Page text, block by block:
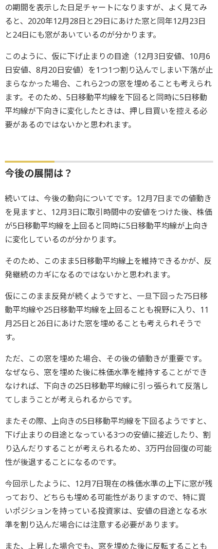
の期間を表示した日足チャートになりますが、よく見てみ
ると、2020年12月28日と29日にあけた窓と同年12月23日
と24日にも窓があいているのが分かります。
このように、仮に下げ止まりの目途（12月3日安値、10月6
日安値、8月20日安値）を1つ1つ割り込んでしまい下落が止
まらなかった場合、これら2つの窓を埋めることも考えられ
ます。そのため、5日移動平均線を下回ると同時に5日移動
平均線が下向きに変化したときは、押し目買いを控える必
要があるのではないかと思われます。
今後の展開は？
続いては、今後の動向についてです。12月7日までの値動き
を見ますと、12月3日に取引時間中の安値をつけた後、株価
が5日移動平均線を上回ると同時に5日移動平均線が上向き
に変化しているのが分かります。
そのため、このまま5日移動平均線上を維持できるかが、反
発継続のカギになるのではないかと思われます。
仮にこのまま反発が続くようですと、一旦下回った75日移
動平均線や25日移動平均線を上回ることも視野に入り、11
月25日と26日にあけた窓を埋めることも考えられそうで
す。
ただ、この窓を埋めた場合、その後の値動きが重要です。
なぜなら、窓を埋めた後に株価水準を維持することができ
なければ、下向きの25日移動平均線に引っ張られて反落し
てしまうことが考えられるからです。
またその際、上向きの5日移動平均線を下回るようですと、
下げ止まりの目途となっている3つの安値に接近したり、割
り込んだりすることが考えられるため、3万円台回復の可能
性が後退することになるのです。
今回示したように、12月7日現在の株価水準の上下に窓が残
っており、どちらも埋める可能性がありますので、特に買
いポジションを持っている投資家は、安値の目途となる水
準を割り込んだ場合には注意する必要があります。
また、上昇した場合でも、窓を埋めた後に反転することも